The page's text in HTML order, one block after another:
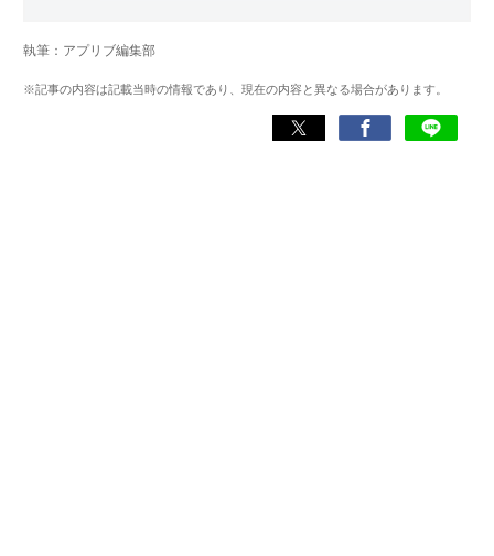
ゲームだけでも1,000本以上。ゲーム開発者を目指した経験
くして面白さを引き出し、人々に伝えるためゲームライタ
執筆：アプリブ編集部
※記事の内容は記載当時の情報であり、現在の内容と異なる場合があります。